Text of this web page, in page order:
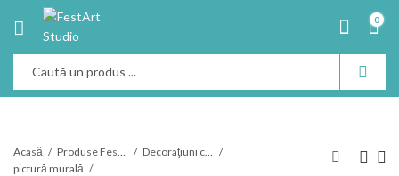
0
Acasă Produse Festart
Decoraţiuni copii
pictură murală